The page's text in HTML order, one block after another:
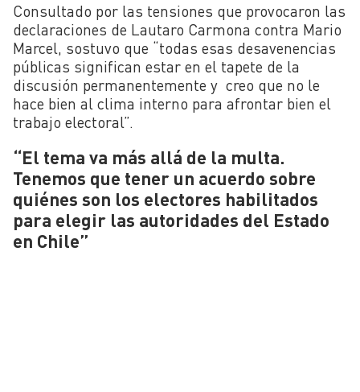
Consultado por las tensiones que provocaron las
declaraciones de Lautaro Carmona contra Mario
Marcel, sostuvo que “todas esas desavenencias
públicas significan estar en el tapete de la
discusión permanentemente y creo que no le
hace bien al clima interno para afrontar bien el
trabajo electoral”.
“El tema va más allá de la multa.
Tenemos que tener un acuerdo sobre
quiénes son los electores habilitados
para elegir las autoridades del Estado
en Chile”